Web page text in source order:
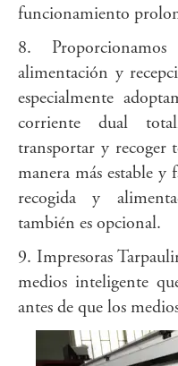
funcionamiento
8.
alimentación y
especialmente
corriente dual
transportar y recoger
manera más estable y
recogida y
también es opcional.
9. Impresoras
medios inteligente
antes de que los